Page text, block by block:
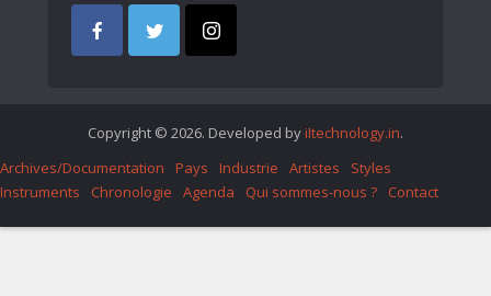
Copyright © 2026. Developed by iItechnology.in.
Archives/Documentation
Pays Industrie Artistes
Styles
Instruments
Chronologie Agenda Qui sommes-nous ? Contact